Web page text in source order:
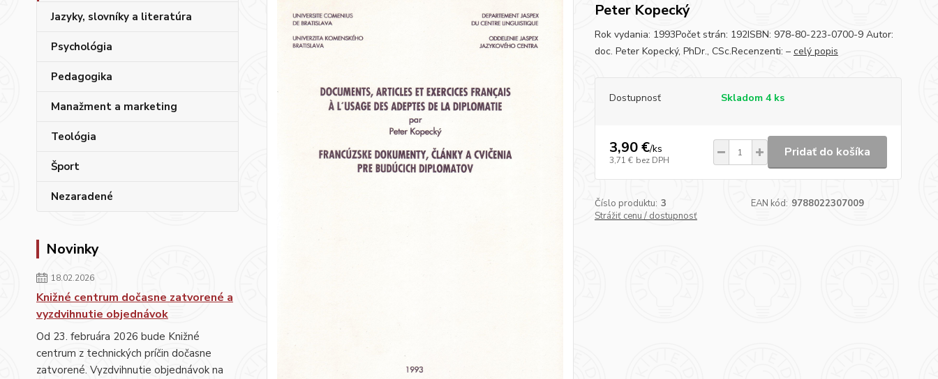
Jazyky, slovníky a literatúra
Psychológia
Pedagogika
Manažment a marketing
Teológia
Šport
Nezaradené
Novinky
18.02.2026
Knižné centrum dočasne zatvorené a
vyzdvihnutie objednávok
Od 23. februára 2026 bude Knižné
centrum z technických príčin dočasne
zatvorené. Vyzdvihnutie objednávok na
Peter Kopecký
Rok vydania: 1993Počet strán: 192ISBN: 978-80-223-0700-9 Autor:
doc. Peter Kopecký, PhDr., CSc.Recenzenti: – celý popis
Dostupnosť Skladom 4 ks
3,90 €/ks
3,71 € bez DPH
Pridať do košíka
Číslo produktu: 3 EAN kód: 9788022307009
Strážiť cenu / dostupnosť